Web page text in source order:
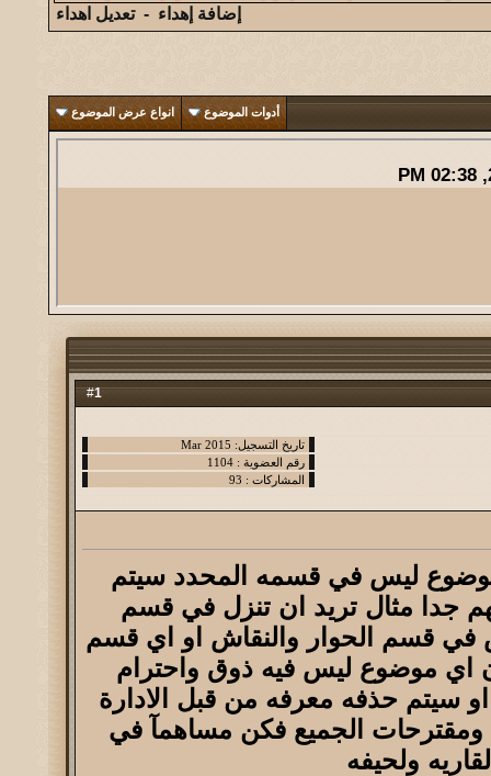
إضافة إهداء -تعديل اهداء
أدوات الموضوع انواع عرض الموضوع
02:38 PM
#
1
ليس في قسمه المحدد سيتم
جدا مثال تريد ان تنزل في قسم
في قسم الحوار والنقاش او اي قسم
اي موضوع ليس فيه ذوق واحترام
سيتم حذفه معرفه من قبل الادارة
ومقترحات الجميع فكن مساهمآ في
ولحيفه